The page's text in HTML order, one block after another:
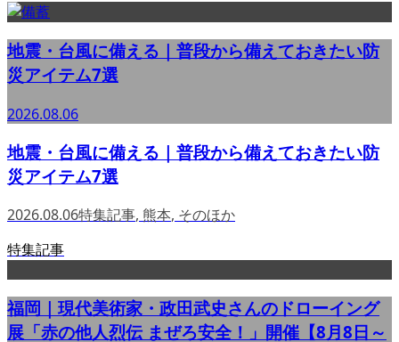
地震・台風に備える｜普段から備えておきたい防
災アイテム7選
2026.08.06
地震・台風に備える｜普段から備えておきたい防
災アイテム7選
2026.08.06特集記事, 熊本, そのほか
特集記事
福岡｜現代美術家・政田武史さんのドローイング
展「赤の他人烈伝 まぜろ安全！」開催【8月8日～